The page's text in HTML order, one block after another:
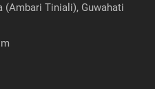
(Ambari Tiniali), Guwahati